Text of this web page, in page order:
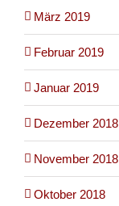
März 2019
Februar 2019
Januar 2019
Dezember 2018
November 2018
Oktober 2018